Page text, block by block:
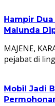
Hampir
Malunda
MAJENE,
pejabat di
Mobil Jadi